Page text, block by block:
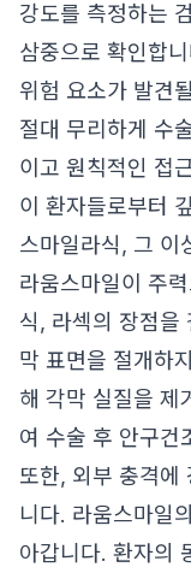
강도를 측정하는
삼중으로 확인합
위험 요소가 발견
절대 무리하게 수
이고 원칙적인 접
이 환자들로부터
스마일라식, 그 이
라움스마일이 주
식, 라섹의 장점을
막 표면을 절개하
해 각막 실질을 제
여 수술 후 안구건
또한, 외부 충격에
니다. 라움스마일
아갑니다. 환자의